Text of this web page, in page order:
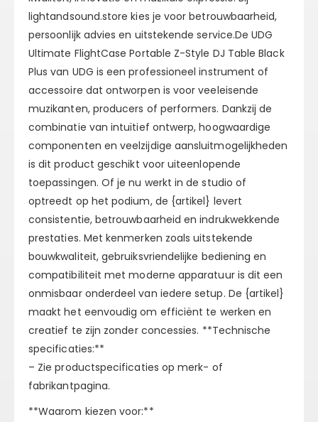
lightandsound.store kies je voor betrouwbaarheid,
persoonlijk advies en uitstekende service.De UDG
Ultimate FlightCase Portable Z-Style DJ Table Black
Plus van UDG is een professioneel instrument of
accessoire dat ontworpen is voor veeleisende
muzikanten, producers of performers. Dankzij de
combinatie van intuïtief ontwerp, hoogwaardige
componenten en veelzijdige aansluitmogelijkheden
is dit product geschikt voor uiteenlopende
toepassingen. Of je nu werkt in de studio of
optreedt op het podium, de {artikel} levert
consistentie, betrouwbaarheid en indrukwekkende
prestaties. Met kenmerken zoals uitstekende
bouwkwaliteit, gebruiksvriendelijke bediening en
compatibiliteit met moderne apparatuur is dit een
onmisbaar onderdeel van iedere setup. De {artikel}
maakt het eenvoudig om efficiënt te werken en
creatief te zijn zonder concessies. **Technische
specificaties:**
– Zie productspecificaties op merk- of
fabrikantpagina.
**Waarom kiezen voor:**